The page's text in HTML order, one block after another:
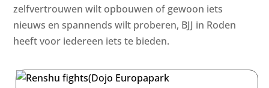
zelfvertrouwen wilt opbouwen of gewoon iets
nieuws en spannends wilt proberen, BJJ in Roden
heeft voor iedereen iets te bieden.